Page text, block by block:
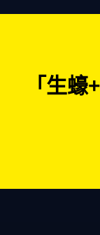
「生